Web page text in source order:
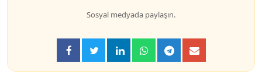
Sosyal medyada paylaşın.